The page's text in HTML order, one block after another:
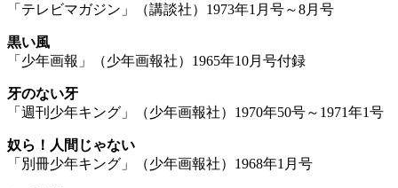
「テレビマガジン」（講談社）1973年1月号～8月号
黒い風
「少年画報」（少年画報社）1965年10月号付録
牙のない牙
「週刊少年キング」（少年画報社）1970年50号～1971年1号
奴ら！人間じゃない
「別冊少年キング」（少年画報社）1968年1月号